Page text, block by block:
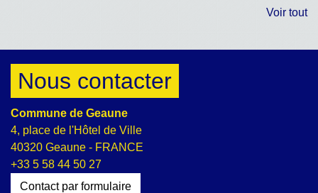
Voir tout
Nous contacter
Commune de Geaune
4, place de l'Hôtel de Ville
40320 Geaune - FRANCE
+33 5 58 44 50 27
Contact par formulaire